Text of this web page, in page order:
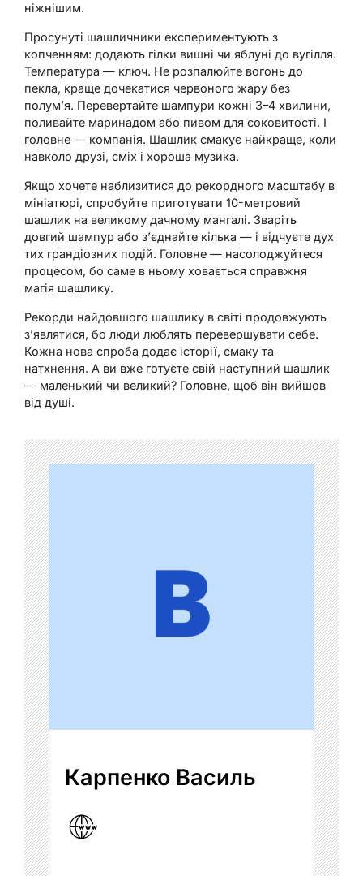
ніжнішим.
Просунуті шашличники експериментують з
копченням: додають гілки вишні чи яблуні до вугілля.
Температура — ключ. Не розпалюйте вогонь до
пекла, краще дочекатися червоного жару без
полум’я. Перевертайте шампури кожні 3–4 хвилини,
поливайте маринадом або пивом для соковитості. І
головне — компанія. Шашлик смакує найкраще, коли
навколо друзі, сміх і хороша музика.
Якщо хочете наблизитися до рекордного масштабу в
мініатюрі, спробуйте приготувати 10-метровий
шашлик на великому дачному мангалі. Зваріть
довгий шампур або з’єднайте кілька — і відчуєте дух
тих грандіозних подій. Головне — насолоджуйтеся
процесом, бо саме в ньому ховається справжня
магія шашлику.
Рекорди найдовшого шашлику в світі продовжують
з’являтися, бо люди люблять перевершувати себе.
Кожна нова спроба додає історії, смаку та
натхнення. А ви вже готуєте свій наступний шашлик
— маленький чи великий? Головне, щоб він вийшов
від душі.
Карпенко Василь